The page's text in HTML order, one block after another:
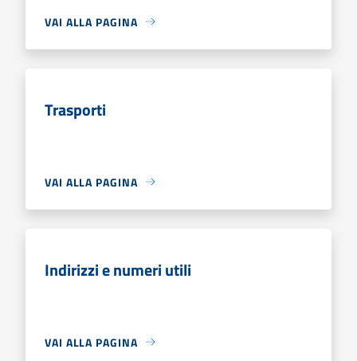
VAI ALLA PAGINA
Trasporti
VAI ALLA PAGINA
Indirizzi e numeri utili
VAI ALLA PAGINA